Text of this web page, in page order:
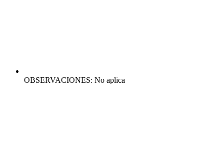
OBSERVACIONES: No aplica